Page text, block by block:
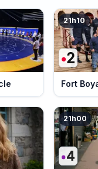
21h10
Fort
21h00